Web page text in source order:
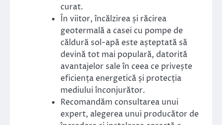
curat.
În viitor, încălzirea și răcirea
geotermală a casei cu pompe de
căldură sol-apă este așteptată să
devină tot mai populară, datorită
avantajelor sale în ceea ce privește
eficiența energetică și protecția
mediului înconjurător.
Recomandăm consultarea unui
expert, alegerea unui producător de